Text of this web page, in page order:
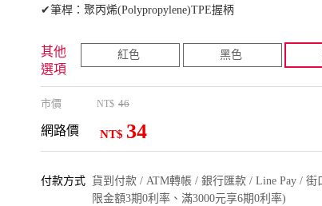
✔筆桿：聚丙烯(Polypropylene)TPE握柄
其他
選項
紅色 黑色
市價 NT$ 46
網路價 NT$ 34
付款方式 貨到付款 / ATM轉帳 / 銀行匯款 / Line Pay /
限金額3期0利率、滿3000元享6期0利率)